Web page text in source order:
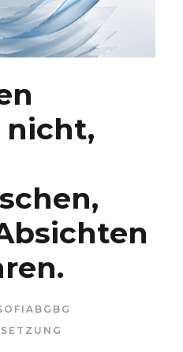
nicht,